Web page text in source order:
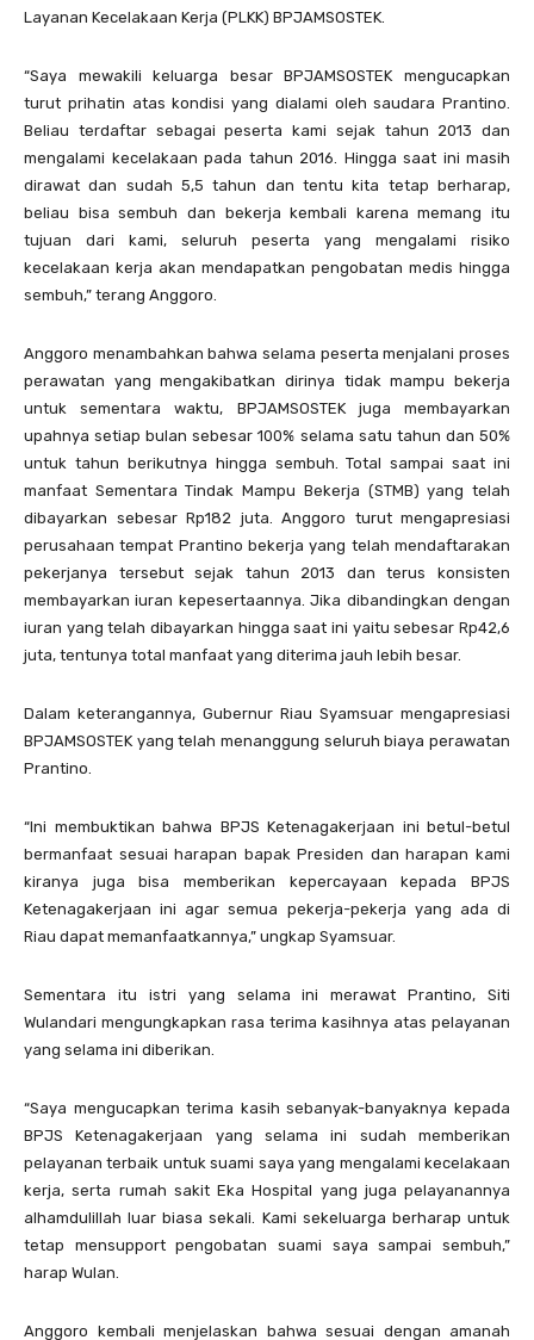
Layanan Kecelakaan Kerja (PLKK) BPJAMSOSTEK.
“Saya mewakili keluarga besar BPJAMSOSTEK mengucapkan
turut prihatin atas kondisi yang dialami oleh saudara Prantino.
Beliau terdaftar sebagai peserta kami sejak tahun 2013 dan
mengalami kecelakaan pada tahun 2016. Hingga saat ini masih
dirawat dan sudah 5,5 tahun dan tentu kita tetap berharap,
beliau bisa sembuh dan bekerja kembali karena memang itu
tujuan dari kami, seluruh peserta yang mengalami risiko
kecelakaan kerja akan mendapatkan pengobatan medis hingga
sembuh,” terang Anggoro.
Anggoro menambahkan bahwa selama peserta menjalani proses
perawatan yang mengakibatkan dirinya tidak mampu bekerja
untuk sementara waktu, BPJAMSOSTEK juga membayarkan
upahnya setiap bulan sebesar 100% selama satu tahun dan 50%
untuk tahun berikutnya hingga sembuh. Total sampai saat ini
manfaat Sementara Tindak Mampu Bekerja (STMB) yang telah
dibayarkan sebesar Rp182 juta. Anggoro turut mengapresiasi
perusahaan tempat Prantino bekerja yang telah mendaftarakan
pekerjanya tersebut sejak tahun 2013 dan terus konsisten
membayarkan iuran kepesertaannya. Jika dibandingkan dengan
iuran yang telah dibayarkan hingga saat ini yaitu sebesar Rp42,6
juta, tentunya total manfaat yang diterima jauh lebih besar.
Dalam keterangannya, Gubernur Riau Syamsuar mengapresiasi
BPJAMSOSTEK yang telah menanggung seluruh biaya perawatan
Prantino.
“Ini membuktikan bahwa BPJS Ketenagakerjaan ini betul-betul
bermanfaat sesuai harapan bapak Presiden dan harapan kami
kiranya juga bisa memberikan kepercayaan kepada BPJS
Ketenagakerjaan ini agar semua pekerja-pekerja yang ada di
Riau dapat memanfaatkannya,” ungkap Syamsuar.
Sementara itu istri yang selama ini merawat Prantino, Siti
Wulandari mengungkapkan rasa terima kasihnya atas pelayanan
yang selama ini diberikan.
“Saya mengucapkan terima kasih sebanyak-banyaknya kepada
BPJS Ketenagakerjaan yang selama ini sudah memberikan
pelayanan terbaik untuk suami saya yang mengalami kecelakaan
kerja, serta rumah sakit Eka Hospital yang juga pelayanannya
alhamdulillah luar biasa sekali. Kami sekeluarga berharap untuk
tetap mensupport pengobatan suami saya sampai sembuh,”
harap Wulan.
Anggoro kembali menjelaskan bahwa sesuai dengan amanah